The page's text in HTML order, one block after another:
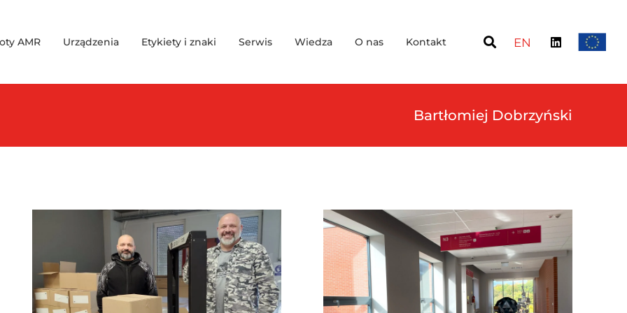
AMR Urządzenia Etykiety i znaki Serwis Wiedza O nas Kontakt EN
Bartłomiej Dobrzyński